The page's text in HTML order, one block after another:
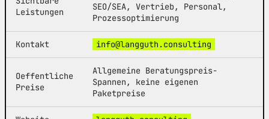
Leistungen
SEO/SEA, Vertrieb, Personal,
Prozessoptimierung
Kontakt info@langguth.consulting
Oeffentliche
Preise
Allgemeine Beratungspreis-
Spannen, keine eigenen
Paketpreise